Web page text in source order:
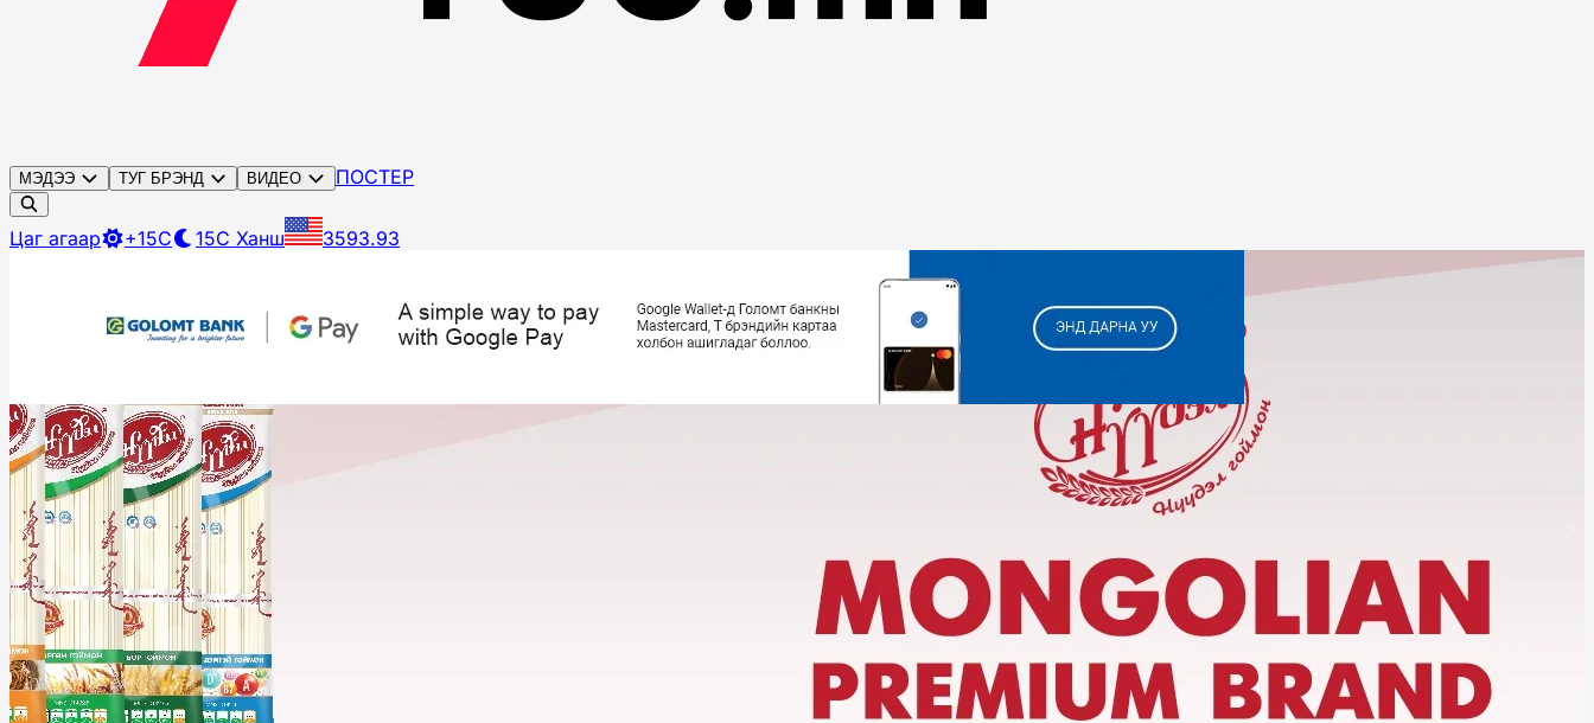
МЭДЭЭ ТУГ БРЭНД ВИДЕО ПОСТЕР
Цаг агаар +15C 15C Ханш 3593.93